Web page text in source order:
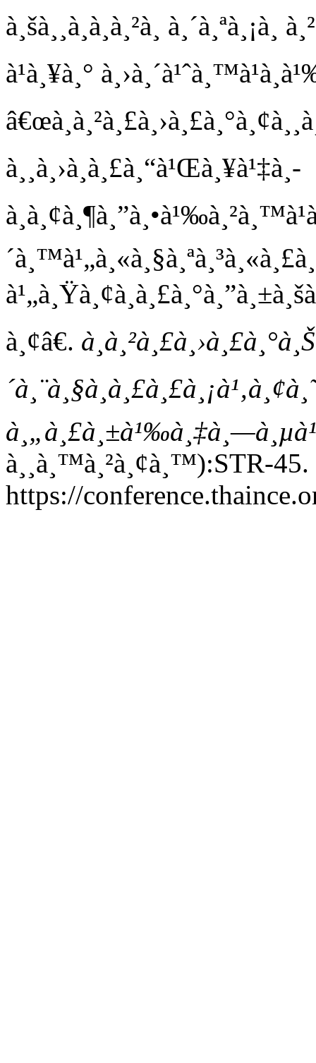
à¸šà¸¸à¸à¸à¸²à¸
à¹à¸¥à¸°
à¸¸à¸›à¸à¸£à¸“à¹Œà¸¥à¹‡à¸­
à¸¢â€.
à¸¸à¸™à¸²à¸¢à¸™):STR-45.
https://